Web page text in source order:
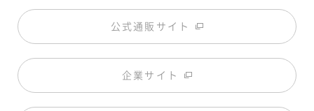
公式通販サイト
企業サイト